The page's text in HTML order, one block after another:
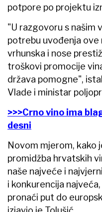
potpore po projektu
"U razgovoru s našim
potrebu uvođenja ove
vrhunska i nose
troškovi promocije
država pomogne",
Vlade i ministar
>>>Crno vino ima
desni
Novom mjerom, kako
promidžba hrvatskih
naše najveće i
i konkurencija
pronaći put do